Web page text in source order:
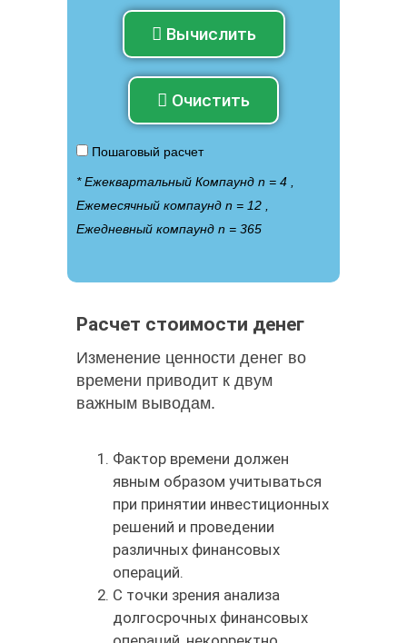
Вычислить
Очистить
Пошаговый расчет
* Ежеквартальный Компаунд n = 4 ,
Ежемесячный компаунд n = 12 ,
Ежедневный компаунд n = 365
Расчет стоимости денег
Изменение ценности денег во
времени приводит к двум
важным выводам.
Фактор времени должен
явным образом учитываться
при принятии инвестиционных
решений и проведении
различных финансовых
операций.
С точки зрения анализа
долгосрочных финансовых